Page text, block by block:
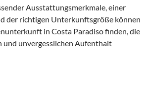
Ausstattungsmerkmale, einer
der richtigen Unterkunftsgröße können
in Costa Paradiso finden, die
und unvergesslichen Aufenthalt